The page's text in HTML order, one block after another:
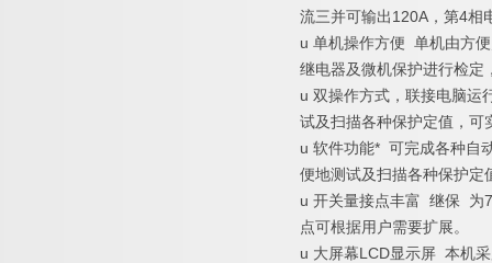
流三并可输出120A，第4相
u 单机操作方便 单机由方
继电器及微机保护进行检定
u 双操作方式，联接电脑运
试及扫描各种保护定值，可
u 软件功能* 可完成各种自
便地测试及扫描各种保护
u 开关量接点丰富 继保 为
点可根据用户需要扩展。
u 大屏幕LCD显示屏 本机